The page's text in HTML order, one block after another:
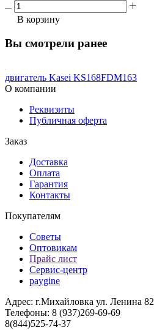
В корзину
Вы смотрели ранее
двигатель Kasei KS168FDM163
О компании
Реквизиты
Публичная оферта
Заказ
Доставка
Оплата
Гарантия
Контакты
Покупателям
Советы
Оптовикам
Прайс лист
Сервис-центр
paygine
Адрес: г.Михайловка ул. Ленина 82
Телефоны: 8 (937)269-69-69
8(844)525-74-37